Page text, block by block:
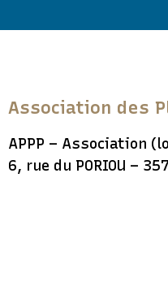
Association des
APPP – Association
6, rue du PORIOU –